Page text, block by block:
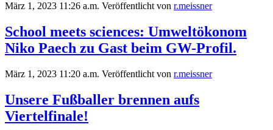
März 1, 2023 11:26 a.m. Veröffentlicht von r.meissner
School meets sciences: Umweltökonom
Niko Paech zu Gast beim GW-Profil.
März 1, 2023 11:20 a.m. Veröffentlicht von r.meissner
Unsere Fußballer brennen aufs
Viertelfinale!